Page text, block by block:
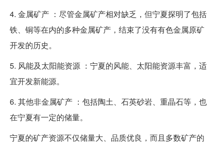
4. 金属矿产 ：尽管金属矿产相对缺乏，但宁夏探明了包括
铁、铜等在内的多种金属矿产，结束了没有有色金属原矿
开发的历史。
5. 风能及太阳能资源 ：宁夏的风能、太阳能资源丰富，适
宜开发新能源。
6. 其他非金属矿产 ：包括陶土、石英砂岩、重晶石等，也
在宁夏有一定的储量。
宁夏的矿产资源不仅储量大、品质优良，而且多数矿产的